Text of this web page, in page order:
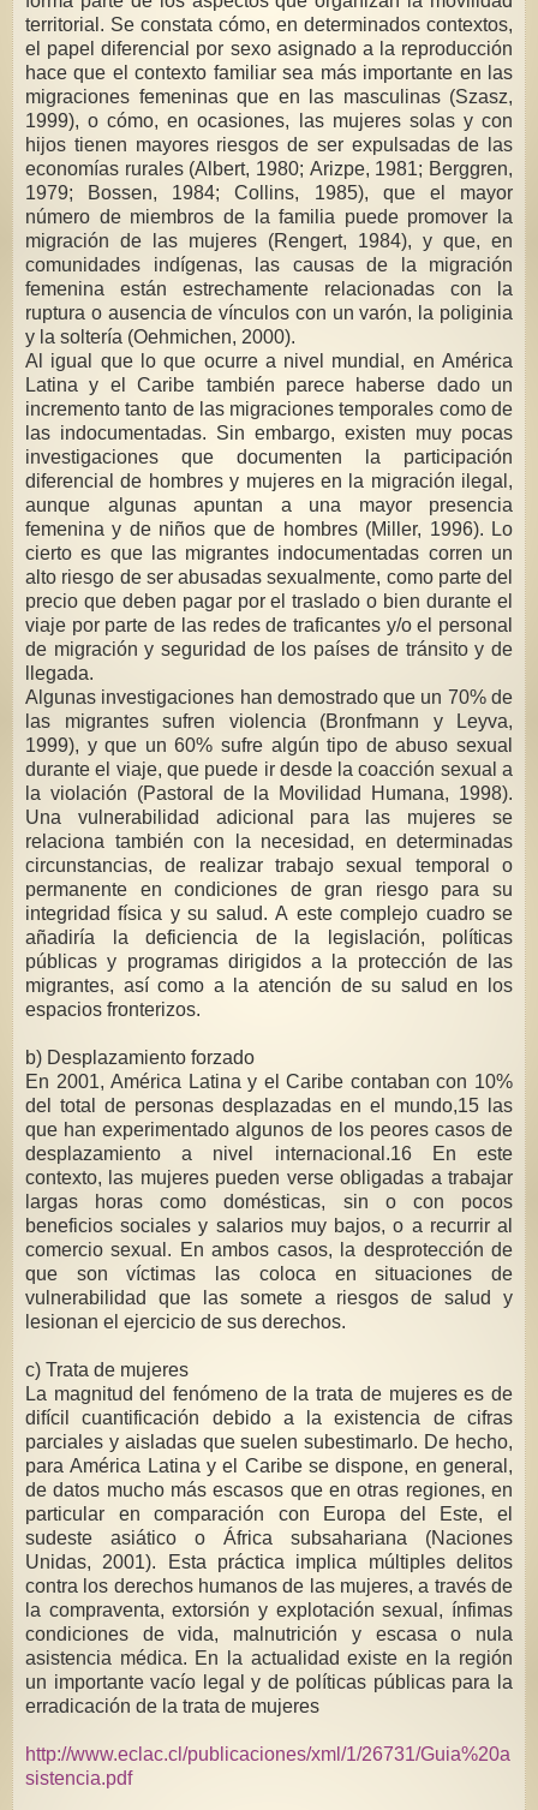
territorial. Se constata cómo, en determinados contextos,
el papel diferencial por sexo asignado a la reproducción
hace que el contexto familiar sea más importante en las
migraciones femeninas que en las masculinas (Szasz,
1999), o cómo, en ocasiones, las mujeres solas y con
hijos tienen mayores riesgos de ser expulsadas de las
economías rurales (Albert, 1980; Arizpe, 1981; Berggren,
1979; Bossen, 1984; Collins, 1985), que el mayor
número de miembros de la familia puede promover la
migración de las mujeres (Rengert, 1984), y que, en
comunidades indígenas, las causas de la migración
femenina están estrechamente relacionadas con la
ruptura o ausencia de vínculos con un varón, la poliginia
y la soltería (Oehmichen, 2000).
Al igual que lo que ocurre a nivel mundial, en América
Latina y el Caribe también parece haberse dado un
incremento tanto de las migraciones temporales como de
las indocumentadas. Sin embargo, existen muy pocas
investigaciones que documenten la participación
diferencial de hombres y mujeres en la migración ilegal,
aunque algunas apuntan a una mayor presencia
femenina y de niños que de hombres (Miller, 1996). Lo
cierto es que las migrantes indocumentadas corren un
alto riesgo de ser abusadas sexualmente, como parte del
precio que deben pagar por el traslado o bien durante el
viaje por parte de las redes de traficantes y/o el personal
de migración y seguridad de los países de tránsito y de
llegada.
Algunas investigaciones han demostrado que un 70% de
las migrantes sufren violencia (Bronfmann y Leyva,
1999), y que un 60% sufre algún tipo de abuso sexual
durante el viaje, que puede ir desde la coacción sexual a
la violación (Pastoral de la Movilidad Humana, 1998).
Una vulnerabilidad adicional para las mujeres se
relaciona también con la necesidad, en determinadas
circunstancias, de realizar trabajo sexual temporal o
permanente en condiciones de gran riesgo para su
integridad física y su salud. A este complejo cuadro se
añadiría la deficiencia de la legislación, políticas
públicas y programas dirigidos a la protección de las
migrantes, así como a la atención de su salud en los
espacios fronterizos.
b) Desplazamiento forzado
En 2001, América Latina y el Caribe contaban con 10%
del total de personas desplazadas en el mundo,15 las
que han experimentado algunos de los peores casos de
desplazamiento a nivel internacional.16 En este
contexto, las mujeres pueden verse obligadas a trabajar
largas horas como domésticas, sin o con pocos
beneficios sociales y salarios muy bajos, o a recurrir al
comercio sexual. En ambos casos, la desprotección de
que son víctimas las coloca en situaciones de
vulnerabilidad que las somete a riesgos de salud y
lesionan el ejercicio de sus derechos.
c) Trata de mujeres
La magnitud del fenómeno de la trata de mujeres es de
difícil cuantificación debido a la existencia de cifras
parciales y aisladas que suelen subestimarlo. De hecho,
para América Latina y el Caribe se dispone, en general,
de datos mucho más escasos que en otras regiones, en
particular en comparación con Europa del Este, el
sudeste asiático o África subsahariana (Naciones
Unidas, 2001). Esta práctica implica múltiples delitos
contra los derechos humanos de las mujeres, a través de
la compraventa, extorsión y explotación sexual, ínfimas
condiciones de vida, malnutrición y escasa o nula
asistencia médica. En la actualidad existe en la región
un importante vacío legal y de políticas públicas para la
erradicación de la trata de mujeres
http://www.eclac.cl/publicaciones/xml/1/26731/Guia%20a
sistencia.pdf